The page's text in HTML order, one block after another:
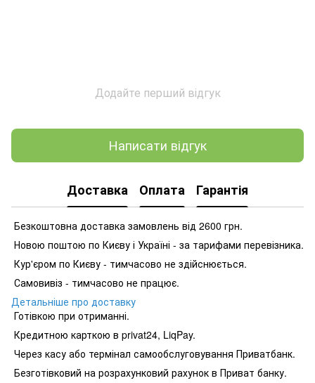
Додайте перший відгук
Написати відгук
Доставка Оплата Гарантія
Безкоштовна доставка замовлень від 2600 грн.
Новою поштою по Києву і Україні - за тарифами перевізника.
Кур'єром по Києву - тимчасово не здійснюється.
Самовивіз - тимчасово не працює.
Детальніше про доставку
Готівкою при отриманні.
Кредитною карткою в privat24, LiqPay.
Через касу або термінал самообслуговування Приватбанк.
Безготівковий на розрахунковий рахунок в Приват банку.